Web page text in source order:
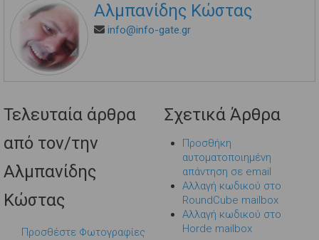
Αλμπανίδης Κώστας
info@info-gate.gr
Τελευταία άρθρα
από τον/την
Αλμπανίδης
Κώστας
Προσθέστε Φωτογραφίες
Σχετικά Άρθρα
Προσθήκη
αυτοματοποιημένη
απάντηση σε email
Αλλαγή κωδικού στο
RoundCube mailbox
Αλλαγή κωδικού στο
Horde mailbox